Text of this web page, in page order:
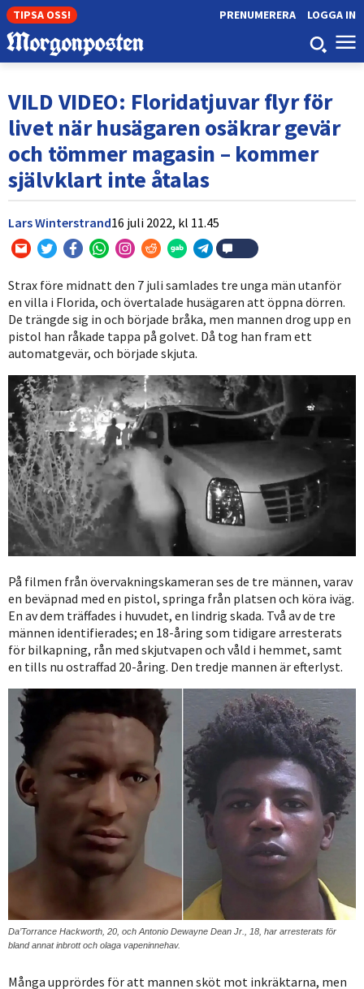
TIPSA OSS! LOGGA IN
PRENUMERERA
VILD VIDEO: Floridatjuvar flyr för
livet när husägaren osäkrar gevär
och tömmer magasin – kommer
självklart inte åtalas
Lars Winterstrand16 juli 2022, kl 11.45
Strax före midnatt den 7 juli samlades tre unga män utanför
en villa i Florida, och övertalade husägaren att öppna dörren.
De trängde sig in och började bråka, men mannen drog upp en
pistol han råkade tappa på golvet. Då tog han fram ett
automatgevär, och började skjuta.
På filmen från övervakningskameran ses de tre männen, varav
en beväpnad med en pistol, springa från platsen och köra iväg.
En av dem träffades i huvudet, en lindrig skada. Två av de tre
männen identifierades; en 18-åring som tidigare arresterats
för bilkapning, rån med skjutvapen och våld i hemmet, samt
en tills nu ostraffad 20-åring. Den tredje mannen är efterlyst.
Da’Torrance Hackworth, 20, och Antonio Dewayne Dean Jr., 18, har arresterats för
bland annat inbrott och olaga vapeninnehav.
Många upprördes för att mannen sköt mot inkräktarna, men